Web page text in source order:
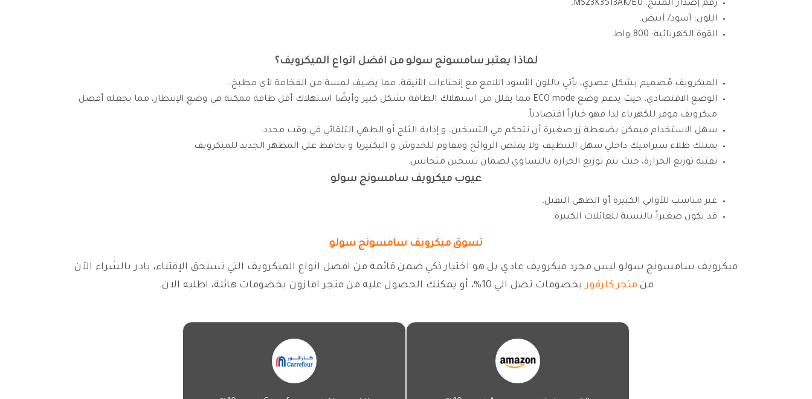
رقم إصدار المنتج: MS23K3513AK/EU.
اللون: أسود/ أبيض.
القوة الكهربائية: 800 واط.
لماذا يعتبر سامسونج سولو من افضل انواع الميكرويف؟
الميكرويف مُصميم بشكل عصري، يأتي باللون الأسود اللامع مع إنحناءات الأنيقة، مما يضيف لمسة من الفخامة لأي مطبخ.
الوضع الاقتصادي، حيث يدعم وضع ECO mode مما يقلل من استهلاك الطاقة بشكل كبير وأيضًا استهلاك أقل طاقة ممكنة في وضع الإنتظار، مما يجعله أفضل
ميكرويف موفر للكهرباء لذا فهو خياراً اقتصادياً.
سهل الاستخدام فيمكن بضغطة زر صغيرة أن تتحكم في التسخين، و إذابة الثلج أو الطهي التلقائي في وقت محدد.
يمتلك طلاء سيراميك داخلي سهل التنظيف ولا يمتص الروائح ومقاوم للخدوش و البكتيريا و يحافظ على المظهر الجديد للميكرويف.
تقنية توزيع الحرارة، حيث يتم توزيع الحرارة بالتساوي لضمان تسخين متجانس.
عيوب ميكرويف سامسونج سولو
غير مناسب للأواني الكبيرة أو الطهي الثقيل.
قد يكون صغيراً بالنسبة للعائلات الكبيرة.
تسوق ميكرويف سامسونج سولو
ميكرويف سامسونج سولو ليس مجرد ميكرويف عادي بل هو اختيار ذكي ضمن قائمة من افضل انواع الميكرويف التي تستحق الإقتناء، بادر بالشراء الآن
من متجر كارفوربخصومات تصل الي 10%، أو يمكنك الحصول عليه من متجر امازون بخصومات هائلة، اطلبه الان.